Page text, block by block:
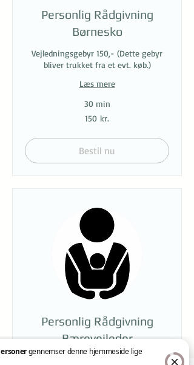
Personlig Rådgivning
Børnesko
Vejledningsgebyr 150,- (Dette gebyr
bliver trukket fra et evt. køb.)
Læs mere
30 min
150 kr.
Bestil nu
Personlig Rådgivning
Bærevejleder